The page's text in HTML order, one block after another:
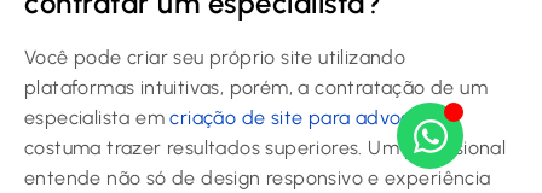
Você pode criar seu próprio site utilizando
plataformas intuitivas, porém, a contratação de um
especialista emcriação de site para advogados
costuma trazer resultados superiores. Um profissional
entende não só de design responsivo e experiência